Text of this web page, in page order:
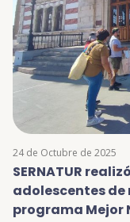
24 de Octubre de 2025
SERNATUR
adolescentes
programa Mejor